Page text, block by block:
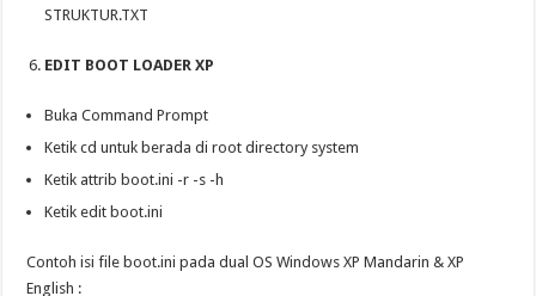
STRUKTUR.TXT
EDIT BOOT LOADER XP
Buka Command Prompt
Ketik cd untuk berada di root directory system
Ketik attrib boot.ini -r -s -h
Ketik edit boot.ini
Contoh isi file boot.ini pada dual OS Windows XP Mandarin & XP
English :